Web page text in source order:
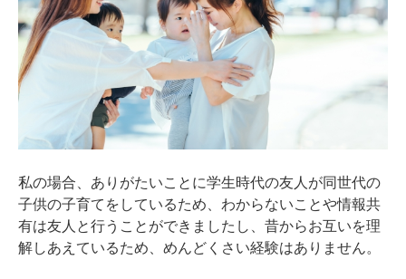
私の場合、ありがたいことに学生時代の友人が同世代の
子供の子育てをしているため、わからないことや情報共
有は友人と行うことができましたし、昔からお互いを理
解しあえているため、めんどくさい経験はありません。